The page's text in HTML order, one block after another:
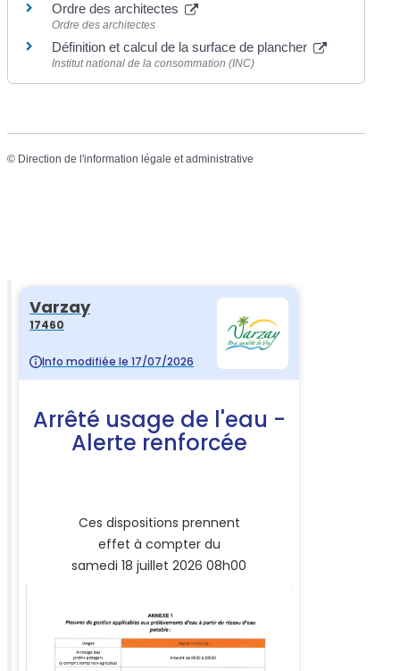
Ordre des architectes
Ordre des architectes
Définition et calcul de la surface de plancher
Institut national de la consommation (INC)
© Direction de l'information légale et administrative